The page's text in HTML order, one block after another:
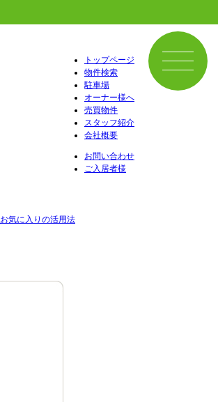
トップページ
物件検索
駐車場
オーナー様へ
売買物件
スタッフ紹介
会社概要
お問い合わせ
ご入居者様
お気に入りの活用法